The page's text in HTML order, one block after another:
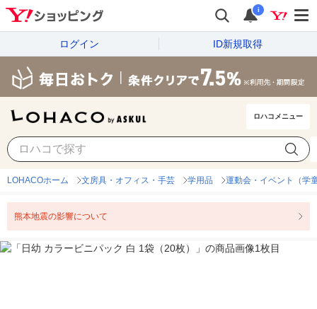
i
ログイン ID新規取得
ロハコメニュー
LOHACOホーム 文房具・オフィス・手芸 学用品 運動会・イベント（学
熊本地震の影響について